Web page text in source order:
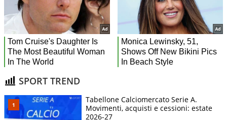
SPORT TREND
Tabellone Calciomercato Serie A.
Movimenti, acquisti e cessioni: estate
2026-27